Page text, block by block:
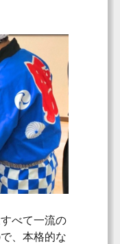
べて一流の
、本格的な